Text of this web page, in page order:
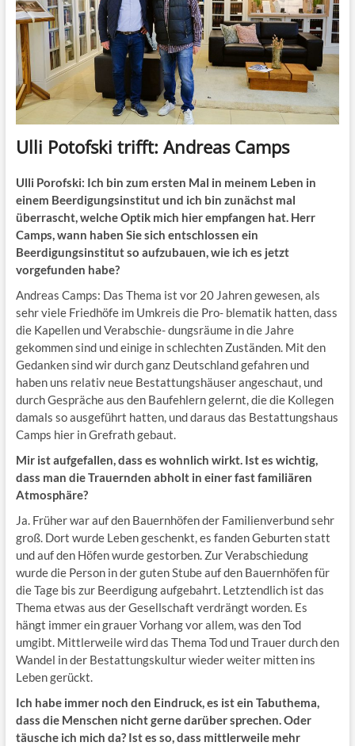
Ulli Potofski trifft: Andreas Camps
Ulli Porofski: Ich bin zum ersten Mal in meinem Leben in
einem Beerdigungsinstitut und ich bin zunächst mal
überrascht, welche Optik mich hier empfangen hat. Herr
Camps, wann haben Sie sich entschlossen ein
Beerdigungsinstitut so aufzubauen, wie ich es jetzt
vorgefunden habe?
Andreas Camps: Das Thema ist vor 20 Jahren gewesen, als
sehr viele Friedhöfe im Umkreis die Pro- blematik hatten, dass
die Kapellen und Verabschie- dungsräume in die Jahre
gekommen sind und einige in schlechten Zuständen. Mit den
Gedanken sind wir durch ganz Deutschland gefahren und
haben uns relativ neue Bestattungshäuser angeschaut, und
durch Gespräche aus den Baufehlern gelernt, die die Kollegen
damals so ausgeführt hatten, und daraus das Bestattungshaus
Camps hier in Grefrath gebaut.
Mir ist aufgefallen, dass es wohnlich wirkt. Ist es wichtig,
dass man die Trauernden abholt in einer fast familiären
Atmosphäre?
Ja. Früher war auf den Bauernhöfen der Familienverbund sehr
groß. Dort wurde Leben geschenkt, es fanden Geburten statt
und auf den Höfen wurde gestorben. Zur Verabschiedung
wurde die Person in der guten Stube auf den Bauernhöfen für
die Tage bis zur Beerdigung aufgebahrt. Letztendlich ist das
Thema etwas aus der Gesellschaft verdrängt worden. Es
hängt immer ein grauer Vorhang vor allem, was den Tod
umgibt. Mittlerweile wird das Thema Tod und Trauer durch den
Wandel in der Bestattungskultur wieder weiter mitten ins
Leben gerückt.
Ich habe immer noch den Eindruck, es ist ein Tabuthema,
dass die Menschen nicht gerne darüber sprechen. Oder
täusche ich mich da? Ist es so, dass mittlerweile mehr